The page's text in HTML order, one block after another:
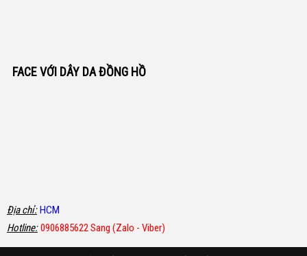
FACE VỚI DÂY DA ĐỒNG HỒ
Địa chỉ: HCM
Hotline: 0906885622 Sang (Zalo - Viber)